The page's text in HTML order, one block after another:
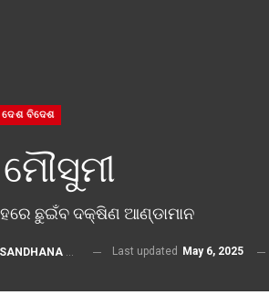
ଦେଶ ବିଦେଶ
ଛୁଇଁବ ଦକ୍ଷିଣ ଆଣ୍ଡାମାନ
DESK Last updated May 6, 2025